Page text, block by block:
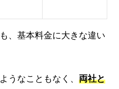
、基本料金に大きな違い
うなこともなく、 両社と